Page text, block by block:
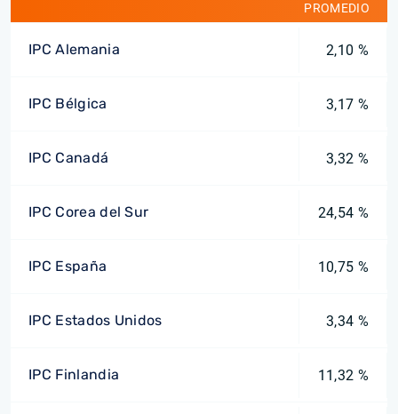
PROMEDIO
IPC Alemania 2,10 %
IPC Bélgica 3,17 %
IPC Canadá 3,32 %
IPC Corea del Sur 24,54 %
IPC España 10,75 %
IPC Estados Unidos 3,34 %
IPC Finlandia 11,32 %